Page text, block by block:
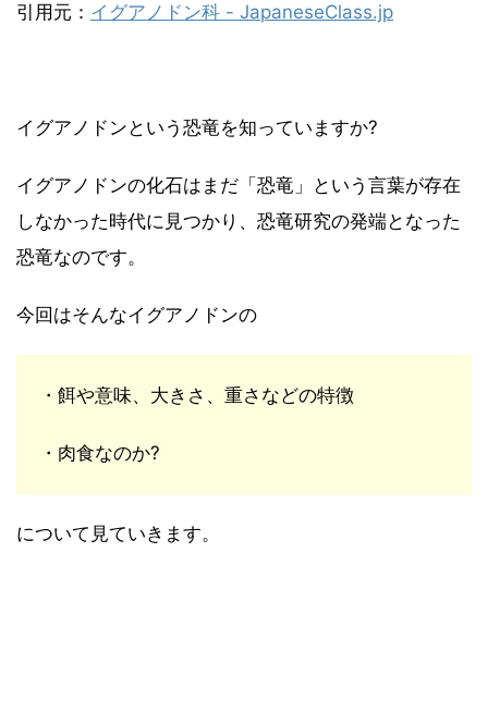
引用元： イグアノドン科 - JapaneseClass.jp
イグアノドンという恐竜を知っていますか?
イグアノドンの化石はまだ「恐竜」という言葉が存在
しなかった時代に見つかり、恐竜研究の発端となった
恐竜なのです。
今回はそんなイグアノドンの
・餌や意味、大きさ、重さなどの特徴
・肉食なのか?
について見ていきます。